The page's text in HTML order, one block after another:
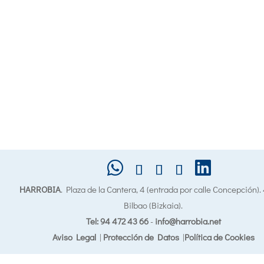
HARROBIA. Plaza de la Cantera, 4 (entrada por calle
Bilbao (Bizkaia).
Tel: 94 472 43 66- info@harrobia.net
Aviso Legal| Protección de Datos|Política de Cookies